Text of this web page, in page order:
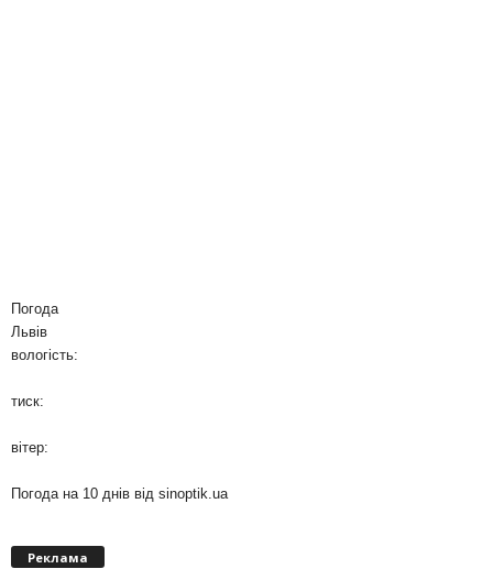
Погода
Львів
вологість:
тиск:
вітер:
Погода на 10 днів від sinoptik.ua
Реклама